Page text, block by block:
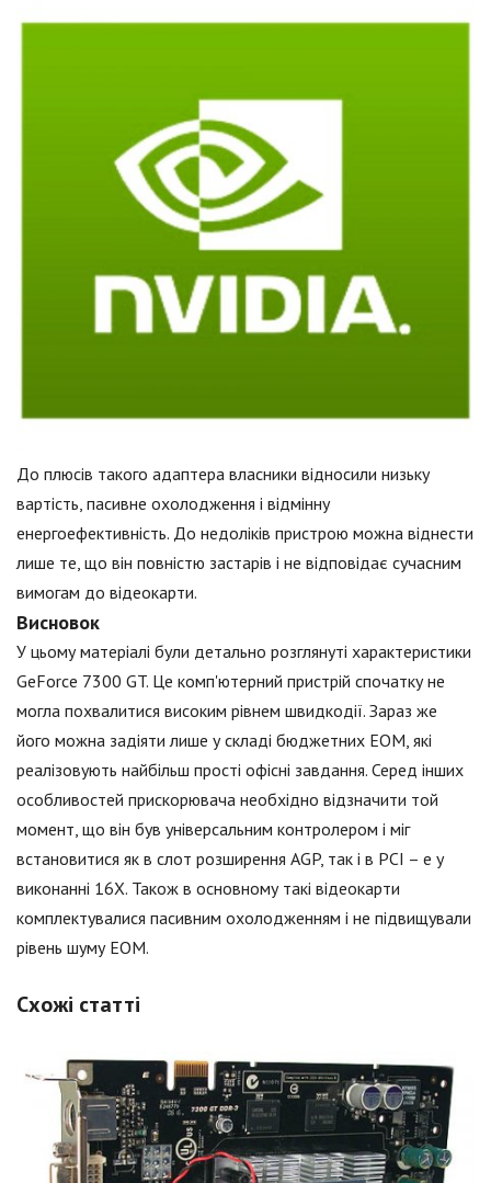
До плюсів такого адаптера власники відносили низьку
вартість, пасивне охолодження і відмінну
енергоефективність. До недоліків пристрою можна віднести
лише те, що він повністю застарів і не відповідає сучасним
вимогам до відеокарти.
Висновок
У цьому матеріалі були детально розглянуті характеристики
GeForce 7300 GT. Це комп'ютерний пристрій спочатку не
могла похвалитися високим рівнем швидкодії. Зараз же
його можна задіяти лише у складі бюджетних ЕОМ, які
реалізовують найбільш прості офісні завдання. Серед інших
особливостей прискорювача необхідно відзначити той
момент, що він був універсальним контролером і міг
встановитися як в слот розширення AGP, так і в PCI – e у
виконанні 16Х. Також в основному такі відеокарти
комплектувалися пасивним охолодженням і не підвищували
рівень шуму ЕОМ.
Схожі статті